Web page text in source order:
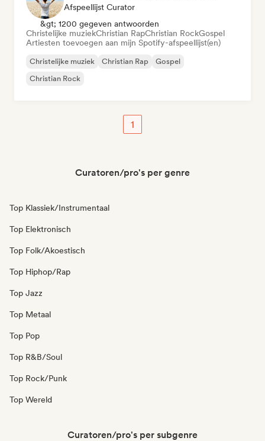
Afspeellijst Curator
&gt; 1200 gegeven antwoorden
Christelijke muziekChristian RapChristian RockGospel
Artiesten toevoegen aan mijn Spotify-afspeellijst(en)
Christelijke muziek Christian Rap
Gospel
Christian Rock
1
Curatoren/pro's per genre
Top Klassiek/Instrumentaal
Top Elektronisch
Top Folk/Akoestisch
Top Hiphop/Rap
Top Jazz
Top Metaal
Top Pop
Top R&B/Soul
Top Rock/Punk
Top Wereld
Curatoren/pro's per subgenre